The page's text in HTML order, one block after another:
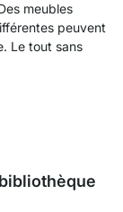
meubles
peuvent
Le tout sans